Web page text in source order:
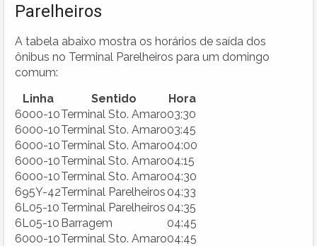
Parelheiros
A tabela abaixo mostra os horários de saída dos
ônibus no Terminal Parelheiros para um domingo
comum:
Linha
Sentido
Hora
6000-10Terminal Sto. Amaro03:30
6000-10Terminal Sto. Amaro03:45
6000-10Terminal Sto. Amaro04:00
6000-10Terminal Sto. Amaro04:15
6000-10Terminal Sto. Amaro04:30
695Y-42Terminal Parelheiros 04:33
6L05-10 Terminal Parelheiros 04:35
6L05-10 Barragem
04:45
6000-10Terminal Sto. Amaro04:45